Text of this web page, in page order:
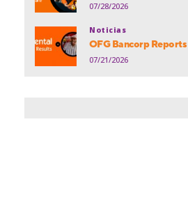
07/28/2026
Noticias
OFG Bancorp
07/21/2026